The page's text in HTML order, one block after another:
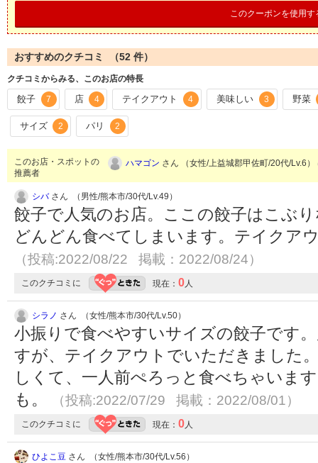
このクーポンを使用す
おすすめのクチコミ （52 件）
クチコミからみる、このお店の特長
餃子 7 店 4 テイクアウト 4 美味しい 3 野菜
サイズ 2 パリ 2
このお店・スポットの
推薦者
ハマゴン さん （女性/上益城郡甲佐町/20代/Lv.6）
シバさん （男性/熊本市/30代/Lv.49）
餃子で人気のお店。ここの餃子はこぶ
どんどん食べてしまいます。テイクア
（投稿:2022/08/22 掲載：2022/08/24）
このクチコミに 現在： 0人
シラノ さん （女性/熊本市/30代/Lv.50）
小振りで食べやすいサイズの餃子です
すが、テイクアウトでいただきました
しくて、一人前ぺろっと食べちゃいま
も。
（投稿:2022/07/29 掲載：2022/08/01）
このクチコミに 現在： 0人
ひよこ豆 さん （女性/熊本市/30代/Lv.56）